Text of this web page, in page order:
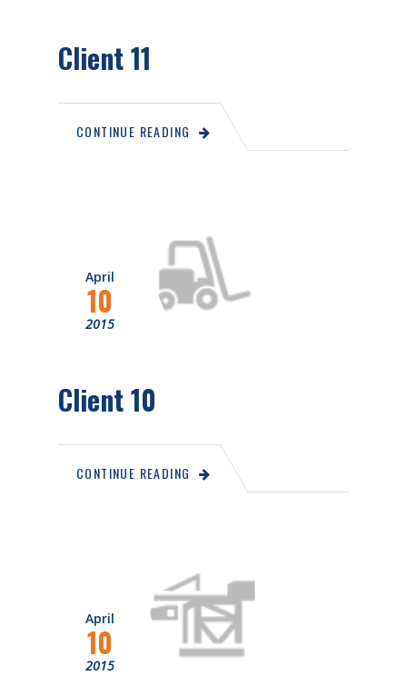
Client 11
CONTINUE READING
April
10
2015
Client 10
CONTINUE READING
April
10
2015